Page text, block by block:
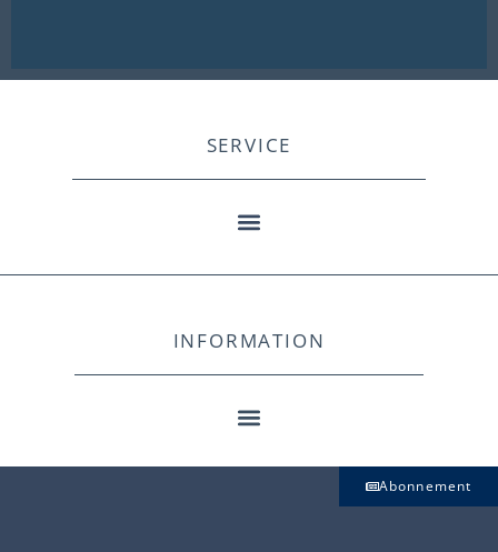
SERVICE
INFORMATION
Abonnement